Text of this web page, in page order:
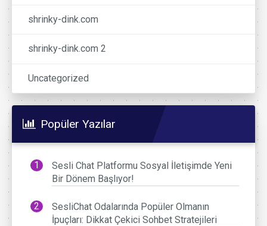
shrinky-dink.com
shrinky-dink.com 2
Uncategorized
Popüler Yazılar
Sesli Chat Platformu Sosyal İletişimde Yeni
Bir Dönem Başlıyor!
SesliChat Odalarında Popüler Olmanın
İpuçları: Dikkat Çekici Sohbet Stratejileri